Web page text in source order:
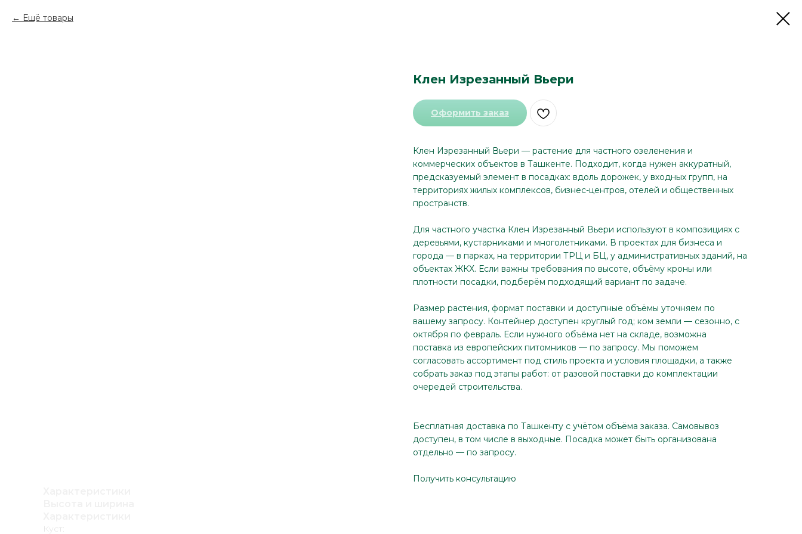
Ещё товары
Клен Изрезанный Вьери
Оформить заказ
Клен Изрезанный Вьери — растение для частного озеленения и
коммерческих объектов в Ташкенте. Подходит, когда нужен аккуратный,
предсказуемый элемент в посадках: вдоль дорожек, у входных групп, на
территориях жилых комплексов, бизнес-центров, отелей и общественных
пространств.
Для частного участка Клен Изрезанный Вьери используют в композициях с
деревьями, кустарниками и многолетниками. В проектах для бизнеса и
города — в парках, на территории ТРЦ и БЦ, у административных зданий, на
объектах ЖКХ. Если важны требования по высоте, объёму кроны или
плотности посадки, подберём подходящий вариант по задаче.
Размер растения, формат поставки и доступные объёмы уточняем по
вашему запросу. Контейнер доступен круглый год; ком земли — сезонно, с
октября по февраль. Если нужного объёма нет на складе, возможна
поставка из европейских питомников — по запросу. Мы поможем
согласовать ассортимент под стиль проекта и условия площадки, а также
собрать заказ под этапы работ: от разовой поставки до комплектации
очередей строительства.
Бесплатная доставка по Ташкенту с учётом объёма заказа. Самовывоз
доступен, в том числе в выходные. Посадка может быть организована
отдельно — по запросу.
Получить консультацию
Куст: